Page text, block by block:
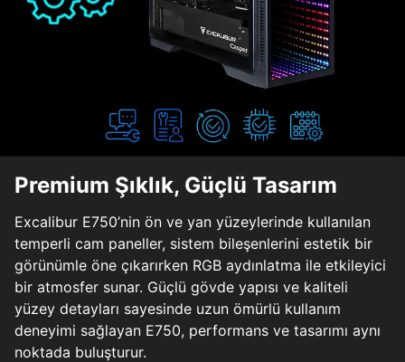
Premium Şıklık, Güçlü Tasarım
Excalibur E750’nin ön ve yan yüzeylerinde kullanılan
temperli cam paneller, sistem bileşenlerini estetik bir
görünümle öne çıkarırken RGB aydınlatma ile etkileyici
bir atmosfer sunar. Güçlü gövde yapısı ve kaliteli
yüzey detayları sayesinde uzun ömürlü kullanım
deneyimi sağlayan E750, performans ve tasarımı aynı
noktada buluşturur.